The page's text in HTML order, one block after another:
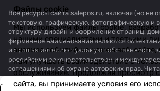
Файлы cookie
Мы используем файлы cookie,
нашими специалистами и третьими
анализа событий на нашем веб-сайте,
нам улучшать взаимодействие с
обслуживание. Продолжая просмотр
сайта, вы принимаете условия его
Все ресурсы сайта salepos.ru, включая (но не
текстовую, графическую, фотографическую и
структуру, дизайн и оформление страниц,
фирменное наименование являются
и прав на интеллектуальную собственность,
российским законодательством и
соглашениями об охране авторских прав.